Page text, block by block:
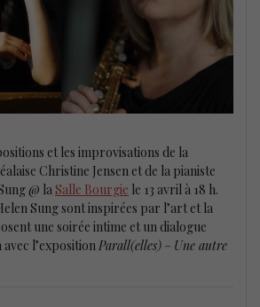
et les improvisations de la
Christine Jensen et de la pianiste
@ la Salle Bourgie le 13 avril à 18 h.
Sung sont inspirées par l’art et la
une soirée intime et un dialogue
l’exposition Parall(elles) – Une autre